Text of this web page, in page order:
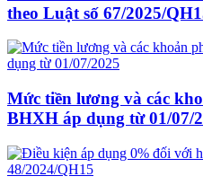
theo Luật số 67/2025/
Mức tiền lương và các
BHXH áp dụng từ 01/07/